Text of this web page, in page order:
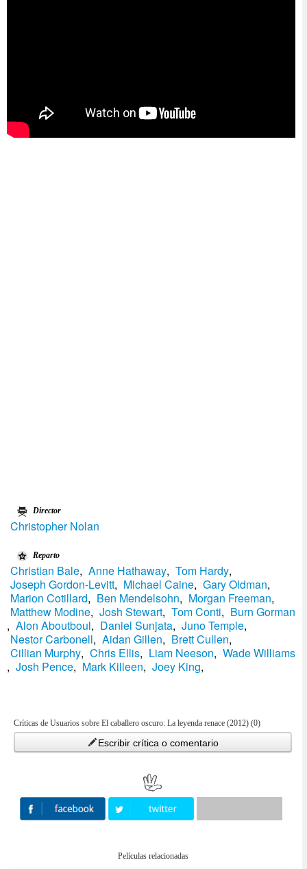
Director
Christopher Nolan
Reparto
Christian Bale, Anne Hathaway, Tom Hardy,
Joseph Gordon-Levitt, Michael Caine, Gary Oldman,
Marion Cotillard, Ben Mendelsohn, Morgan Freeman,
Matthew Modine, Josh Stewart, Tom Conti, Burn Gorman
, Alon Aboutboul, Daniel Sunjata, Juno Temple,
Nestor Carbonell, Aidan Gillen, Brett Cullen,
Cillian Murphy, Chris Ellis, Liam Neeson, Wade Williams
, Josh Pence, Mark Killeen, Joey King,
Críticas de Usuarios sobre El caballero oscuro: La leyenda renace (2012) (0)
Escribir crítica o comentario
Películas relacionadas